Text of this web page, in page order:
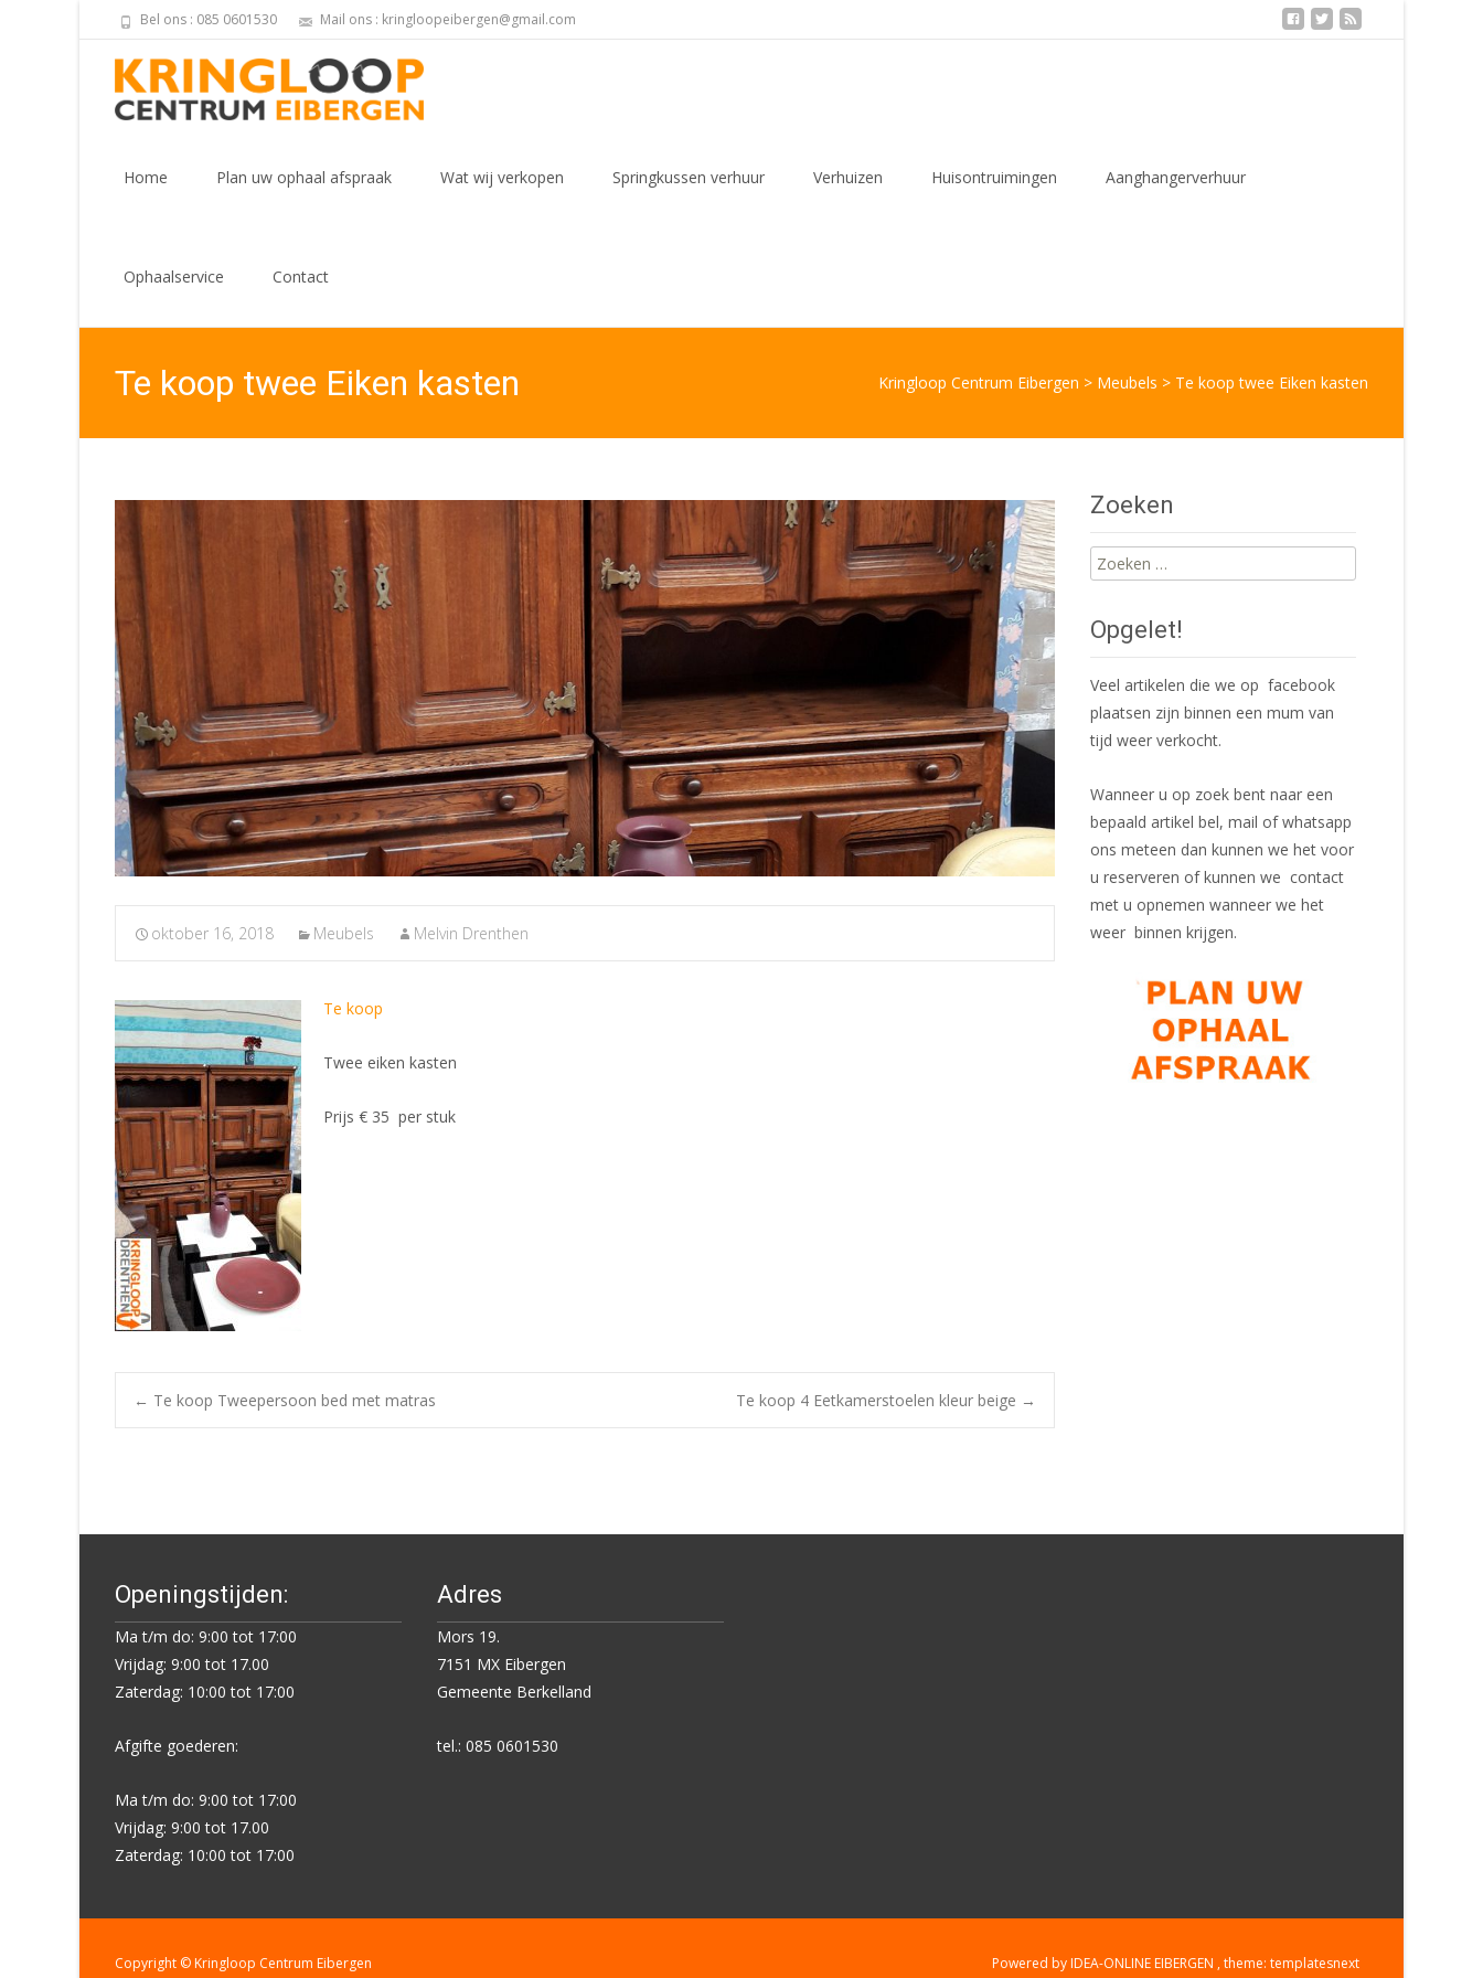
Bel ons : 085 0601530 Mail ons : kringloopeibergen@gmail.com
Home Plan uw ophaal afspraak Wat wij verkopen Springkussen verhuur Verhuizen Huisontruimingen Aanghangerverhuur
Ophaalservice Contact
Te koop twee Eiken kasten Kringloop Centrum Eibergen > Meubels > Te koop twee Eiken kasten
oktober 16, 2018 Meubels Melvin Drenthen
Te koop
Twee eiken kasten
Prijs € 35 per stuk
Post
← Te koop Tweepersoon bed met matras Te koop 4 Eetkamerstoelen kleur beige →
Zoeken
Zoeken
naar:
Opgelet!
Veel artikelen die we op facebook
plaatsen zijn binnen een mum van
tijd weer verkocht.
Wanneer u op zoek bent naar een
bepaald artikel bel, mail of whatsapp
ons meteen dan kunnen we het voor
u reserveren of kunnen we contact
met u opnemen wanneer we het
weer binnen krijgen.
Openingstijden:
Ma t/m do: 9:00 tot 17:00
Vrijdag: 9:00 tot 17.00
Zaterdag: 10:00 tot 17:00
Afgifte goederen:
Ma t/m do: 9:00 tot 17:00
Vrijdag: 9:00 tot 17.00
Zaterdag: 10:00 tot 17:00
Adres
Mors 19.
7151 MX Eibergen
Gemeente Berkelland
tel.: 085 0601530
Copyright © Kringloop Centrum Eibergen Powered by IDEA-ONLINE EIBERGEN , theme: templatesnext